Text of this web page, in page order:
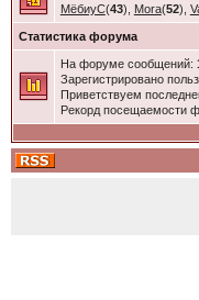
МёбиуС(43), Mora(52),
Статистика форума
На форуме сообщений:
Зарегистрировано
Приветствуем
Рекорд посещаемости